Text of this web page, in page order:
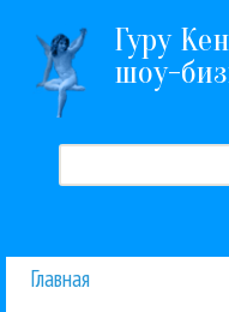
Перейти
Гуру
шоу-
Форма
Главная